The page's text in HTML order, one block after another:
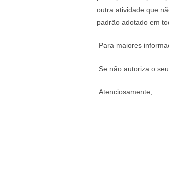
outra atividade que
padrão adotado em
Para maiores
Se não autoriza o
Atenciosamente,